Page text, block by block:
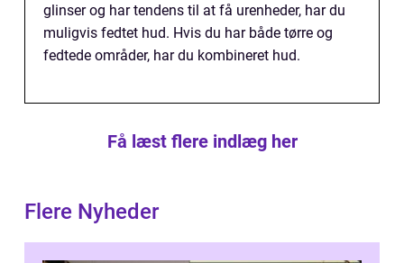
glinser og har tendens til at få urenheder, har du
muligvis fedtet hud. Hvis du har både tørre og
fedtede områder, har du kombineret hud.
Få læst flere indlæg her
Flere Nyheder